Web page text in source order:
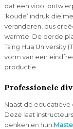
dat een viool
‘koude’ indruk die
veranderen, dus
warmte. De derde
Tsing Hua University
vorm van een
productie.
Professionele
Naast de educatieve
Deze laat
denken en hun